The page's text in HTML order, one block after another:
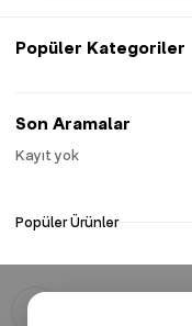
Güvenli Alışveriş
Popüler Kategoriler
Son Aramalar
Kayıt yok
Popüler Ürünler